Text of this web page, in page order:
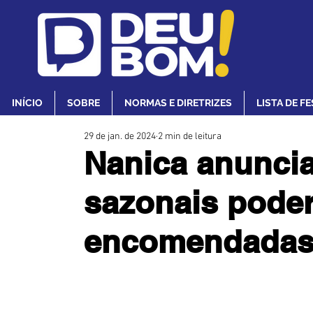
INÍCIO SOBRE NORMAS E DIRETRIZES LISTA DE
Nanica
sazonais
29 de jan. de 2024 2 min de leitura